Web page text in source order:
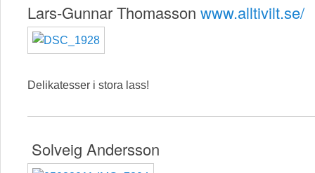
Lars-Gunnar Thomasson www.alltivilt.se/
Delikatesser i stora lass!
Solveig Andersson